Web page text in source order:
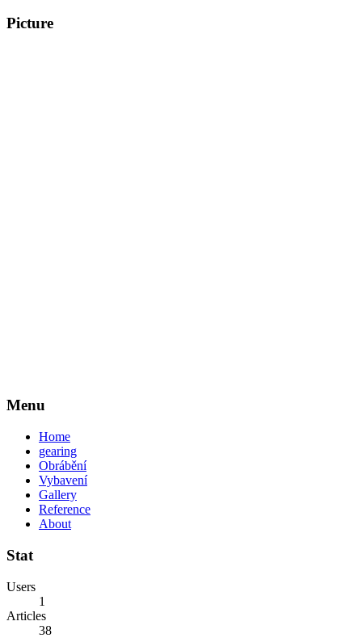
Picture
Menu
Home
gearing
Obrábění
Vybavení
Gallery
Reference
About
Stat
Users
1
Articles
38